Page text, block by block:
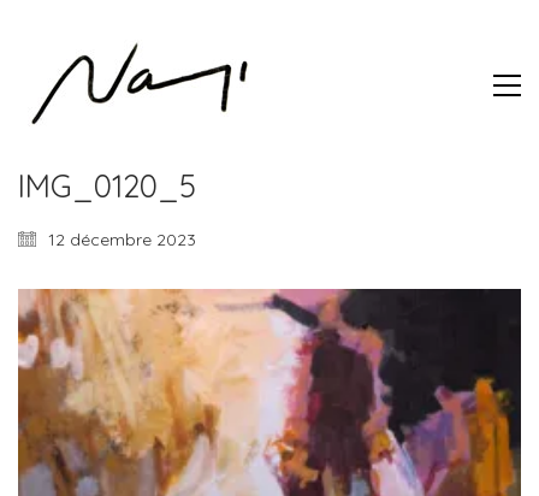
IMG_0120_5
12 décembre 2023